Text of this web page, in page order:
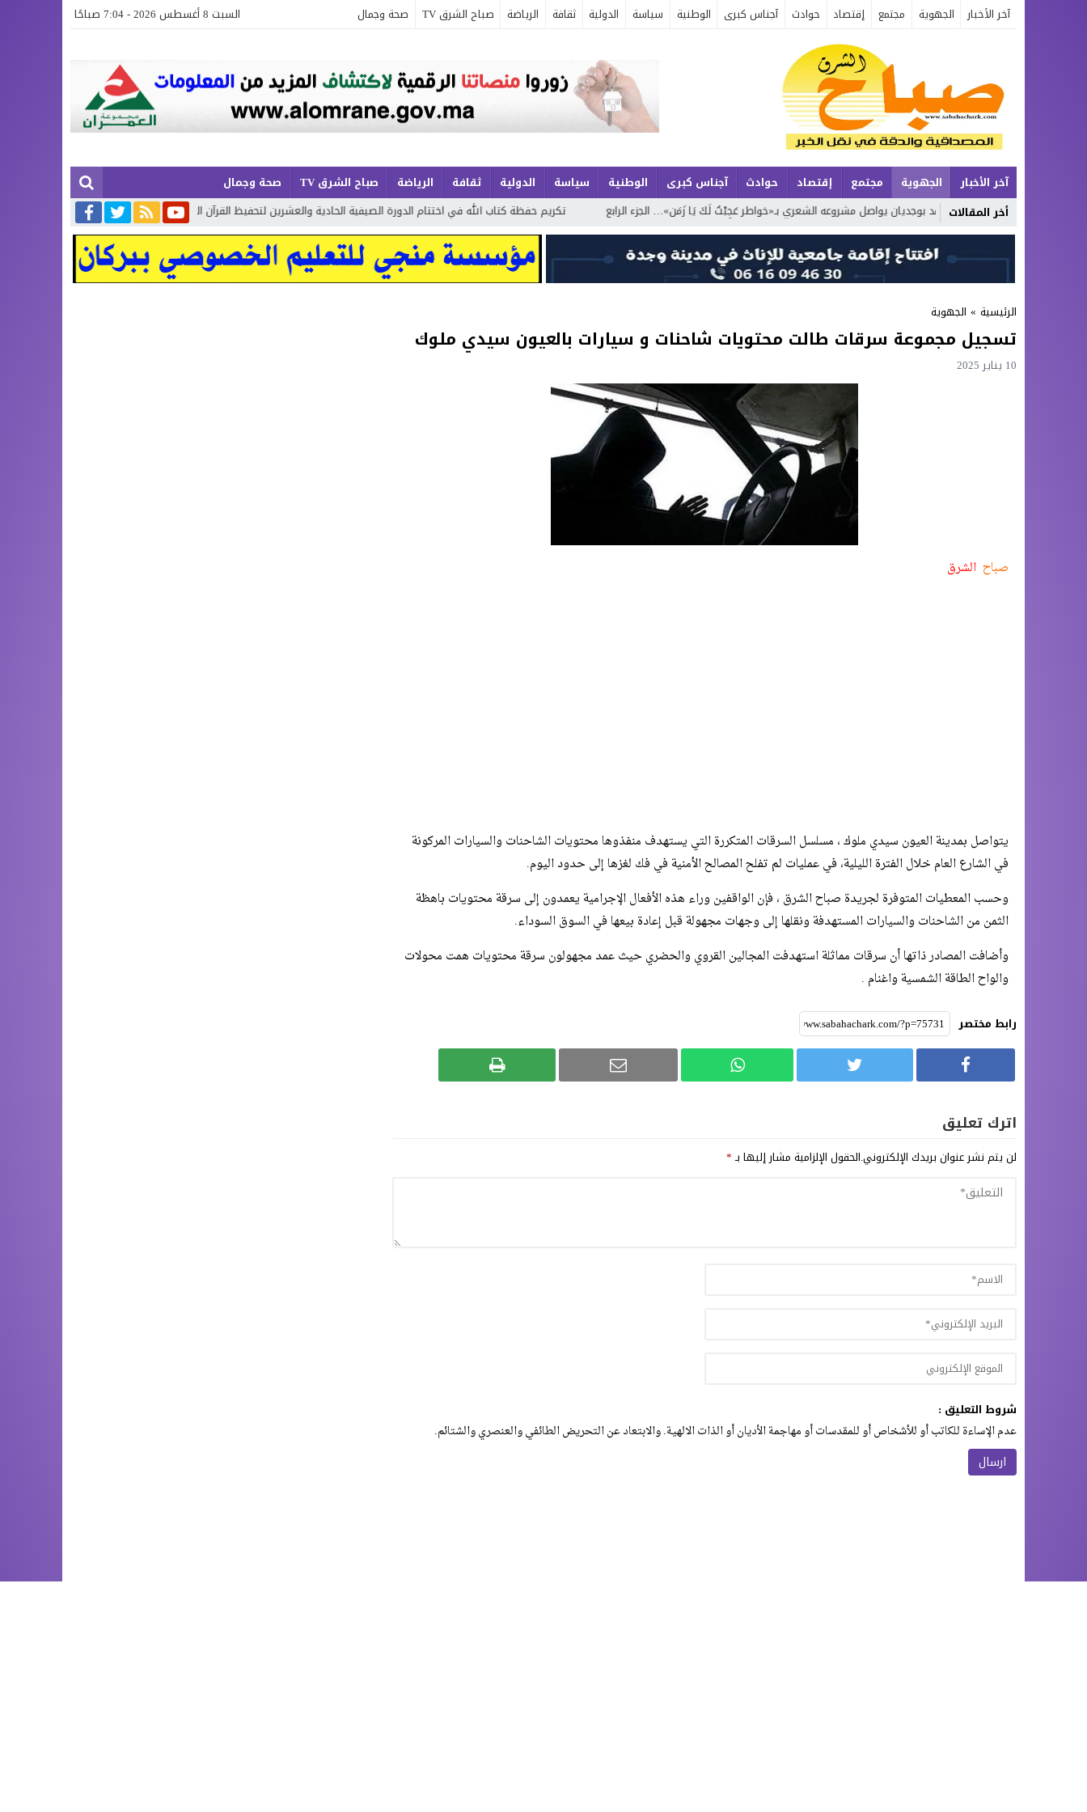
آخر الأخبار الجهوية مجتمع إقتصاد حوادث آجناس كبرى الوطنية سياسة الدولية ثقافة الرياضة صباح الشرق TV صحة وجمال السبت 8 أغسطس 2026 - 7:04 صباحًا
آخر الأخبار الجهوية مجتمع إقتصاد حوادث آجناس كبرى الوطنية سياسة الدولية ثقافة الرياضة صباح الشرق TV
صحة وجمال
أخر المقالات
محمد بوجديان يواصل مشروعه الشعري بـ«خواطر عَجِبْتُ لَكَ يَا زَمَن»… الجزء الرابع تكريم حفظة كتاب الله في اختتام الدورة الصيفية الحادية والعشرين لتحفيظ القرآن الكريم بإقليم بركان إطلاق حصة إضافية من
الرئيسية » الجهوية
تسجيل مجموعة سرقات طالت محتويات شاحنات و سيارات بالعيون سيدي ملوك
10 يناير 2025
صباح الشرق
يتواصل بمدينة العيون سيدي ملوك ، مسلسل السرقات المتكررة التي يستهدف منفذوها محتويات الشاحنات والسيارات المركونة
في الشارع العام خلال الفترة الليلية، في عمليات لم تفلح المصالح الأمنية في فك لغزها إلى حدود اليوم.
وحسب المعطيات المتوفرة لجريدة صباح الشرق ، فإن الواقفين وراء هذه الأفعال الإجرامية يعمدون إلى سرقة محتويات باهظة
الثمن من الشاحنات والسيارات المستهدفة ونقلها إلى وجهات مجهولة قبل إعادة بيعها في السوق السوداء.
وأضافت المصادر ذاتها أن سرقات مماثلة استهدفت المجالين القروي والحضري حيث عمد مجهولون سرقة محتويات همت محولات
والواح الطاقة الشمسية واغنام .
رابط مختصر
اترك تعليق
لن يتم نشر عنوان بريدك الإلكتروني.الحقول الإلزامية مشار إليها بـ*
شروط التعليق :
عدم الإساءة للكاتب أو للأشخاص أو للمقدسات أو مهاجمة الأديان أو الذات الالهية. والابتعاد عن التحريض الطائفي والعنصري والشتائم.